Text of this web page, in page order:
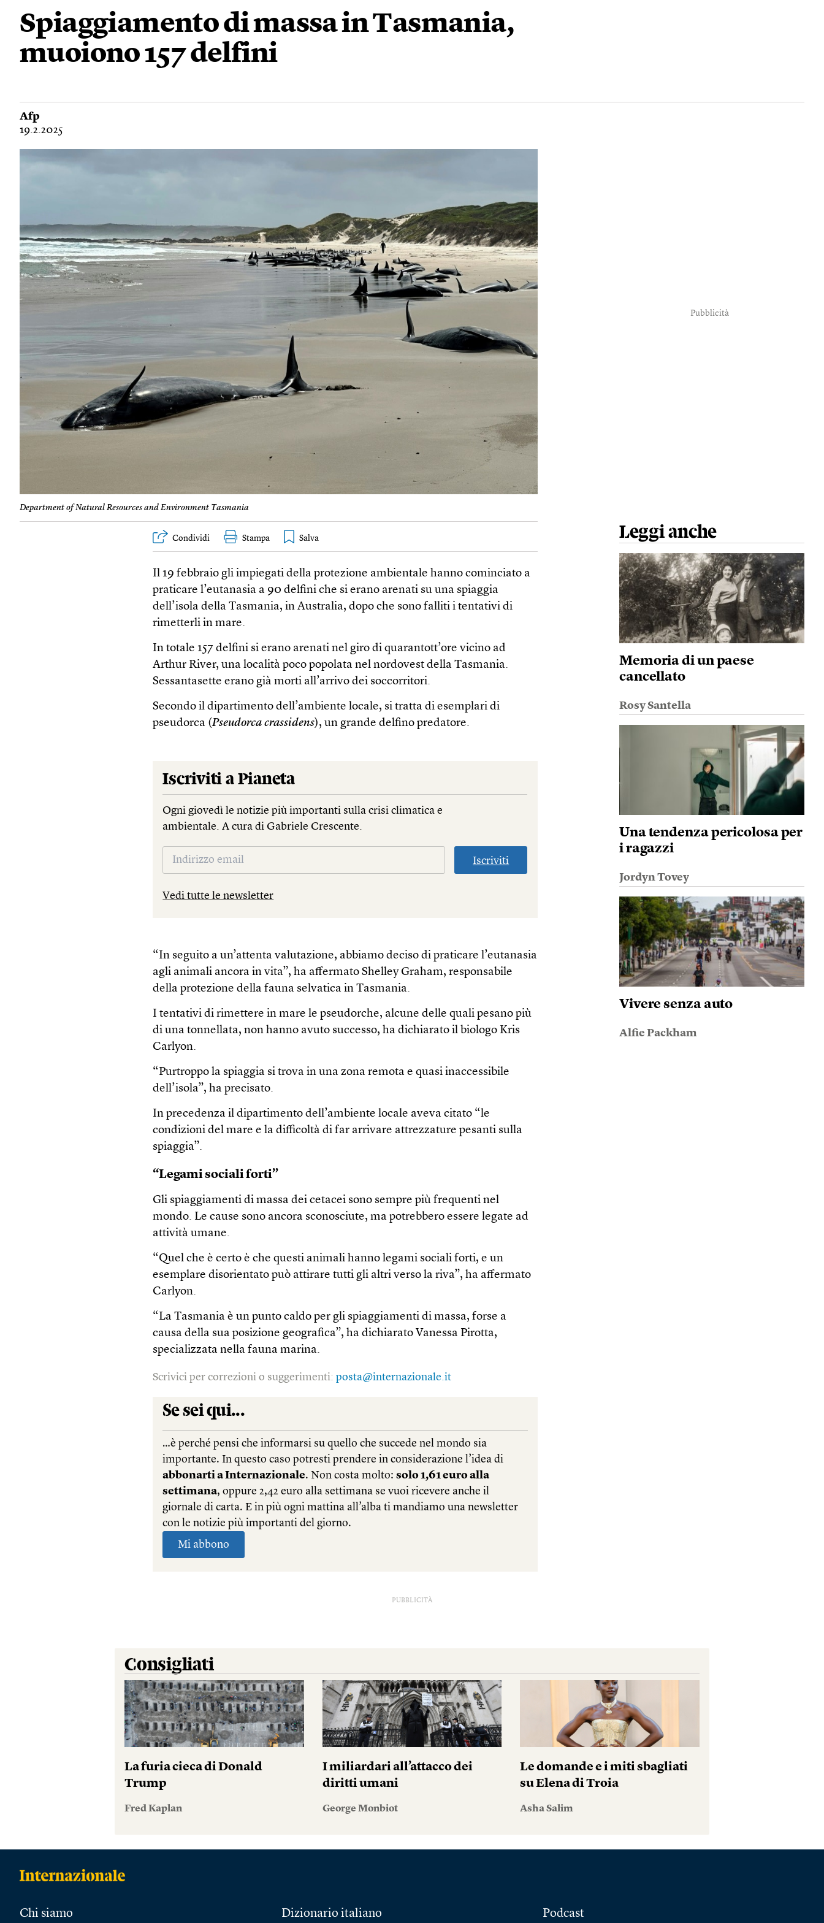
Spiaggiamento di massa in Tasmania,
muoiono 157 delfini
Afp
19.2.2025
Department of Natural Resources and Environment Tasmania
Pubblicità
Condividi Stampa
Il 19 febbraio gli impiegati della protezione ambientale hanno cominciato a
praticare l’eutanasia a 90 delfini che si erano arenati su una spiaggia
dell’isola della Tasmania, in Australia, dopo che sono falliti i tentativi di
rimetterli in mare.
In totale 157 delfini si erano arenati nel giro di quarantott’ore vicino ad
Arthur River, una località poco popolata nel nordovest della Tasmania.
Sessantasette erano già morti all’arrivo dei soccorritori.
Secondo il dipartimento dell’ambiente locale, si tratta di esemplari di
pseudorca (Pseudorca crassidens), un grande delfino predatore.
Iscriviti a Pianeta
Ogni giovedì le notizie più importanti sulla crisi climatica e
ambientale. A cura di Gabriele Crescente.
Iscriviti
Vedi tutte le newsletter
“In seguito a un’attenta valutazione, abbiamo deciso di praticare l’eutanasia
agli animali ancora in vita”, ha affermato Shelley Graham, responsabile
della protezione della fauna selvatica in Tasmania.
I tentativi di rimettere in mare le pseudorche, alcune delle quali pesano più
di una tonnellata, non hanno avuto successo, ha dichiarato il biologo Kris
Carlyon.
“Purtroppo la spiaggia si trova in una zona remota e quasi inaccessibile
dell’isola”, ha precisato.
In precedenza il dipartimento dell’ambiente locale aveva citato “le
condizioni del mare e la difficoltà di far arrivare attrezzature pesanti sulla
spiaggia”.
“Legami sociali forti”
Gli spiaggiamenti di massa dei cetacei sono sempre più frequenti nel
mondo. Le cause sono ancora sconosciute, ma potrebbero essere legate ad
attività umane.
“Quel che è certo è che questi animali hanno legami sociali forti, e un
esemplare disorientato può attirare tutti gli altri verso la riva”, ha affermato
Carlyon.
“La Tasmania è un punto caldo per gli spiaggiamenti di massa, forse a
causa della sua posizione geografica”, ha dichiarato Vanessa Pirotta,
specializzata nella fauna marina.
Scrivici per correzioni o suggerimenti:posta@internazionale.it
Leggi anche
Memoria di un paese
cancellato
Rosy Santella
Una tendenza pericolosa per
i ragazzi
Jordyn Tovey
Vivere senza auto
Alfie Packham
PUBBLICITÀ
Consigliati
La furia cieca di Donald
Trump
Fred Kaplan
I miliardari all’attacco dei
diritti umani
George Monbiot
Le domande e i miti sbagliati
su Elena di Troia
Asha Salim
Chi siamo Dizionario italiano Podcast